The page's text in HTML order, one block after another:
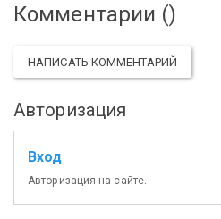
Комментарии ()
НАПИСАТЬ КОММЕНТАРИЙ
Авторизация
Вход
Авторизация на сайте.